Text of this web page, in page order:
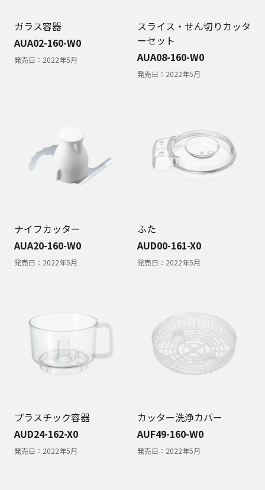
ガラス容器
AUA02-160-W0
発売日： 2022年5月
スライス・せん切りカッタ
ーセット
AUA08-160-W0
発売日： 2022年5月
ナイフカッター
AUA20-160-W0
発売日： 2022年5月
ふた
AUD00-161-X0
発売日： 2022年5月
プラスチック容器
AUD24-162-X0
発売日： 2022年5月
カッター洗浄カバー
AUF49-160-W0
発売日： 2022年5月